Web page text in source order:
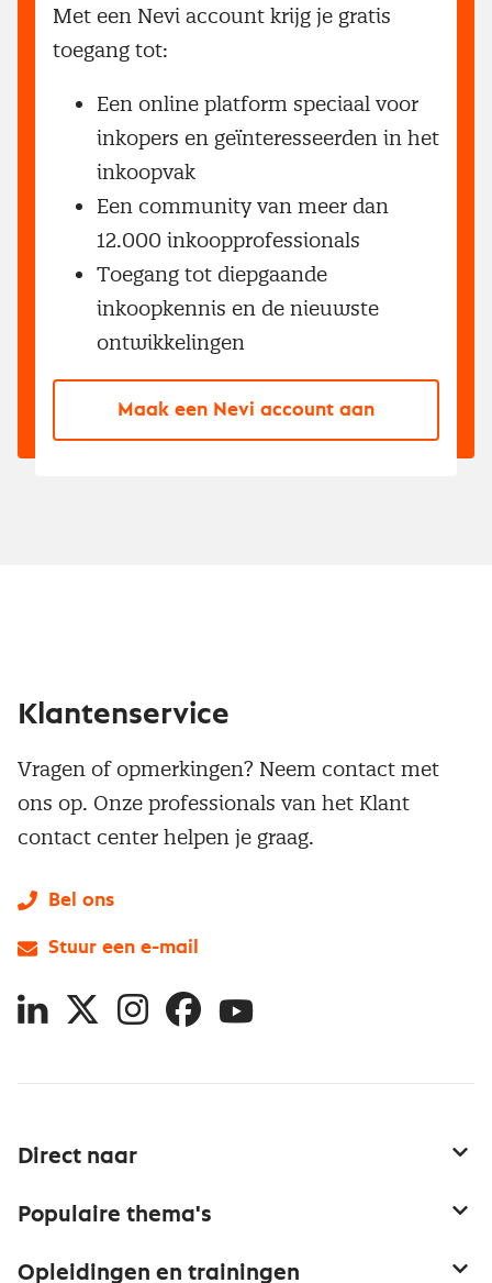
Met een Nevi account krijg je gratis
toegang tot:
Een online platform speciaal voor
inkopers en geïnteresseerden in het
inkoopvak
Een community van meer dan
12.000 inkoopprofessionals
Toegang tot diepgaande
inkoopkennis en de nieuwste
ontwikkelingen
Maak een Nevi account aan
Direct naar
Populaire thema's
Opleidingen en trainingen
Klantenservice
Vragen of opmerkingen? Neem contact met
ons op. Onze professionals van het Klant
contact center helpen je graag.
Bel ons
Stuur een e-mail
LinkedIn
X InstagramFacebookYouTube